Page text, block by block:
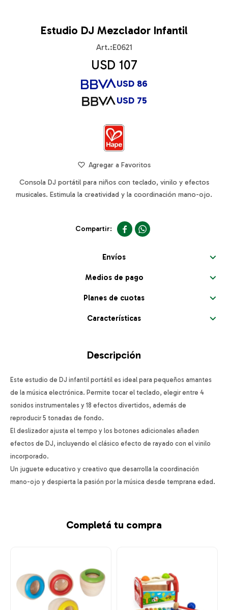
Estudio DJ Mezclador Infantil
E0621
USD 107
USD 75
USD 86
Consola DJ portátil para niños con teclado, vinilo y efectos
musicales. Estimula la creatividad y la coordinación mano-ojo.
 
Envíos
Medios de pago
Planes de cuotas
Características
Descripción
Este estudio de DJ infantil portátil es ideal para pequeños amantes
de la música electrónica. Permite tocar el teclado, elegir entre 4
sonidos instrumentales y 18 efectos divertidos, además de
reproducir 5 tonadas de fondo.
El deslizador ajusta el tempo y los botones adicionales añaden
efectos de DJ, incluyendo el clásico efecto de rayado con el vinilo
incorporado.
Un juguete educativo y creativo que desarrolla la coordinación
mano-ojo y despierta la pasión por la música desde temprana edad.
Completá tu compra